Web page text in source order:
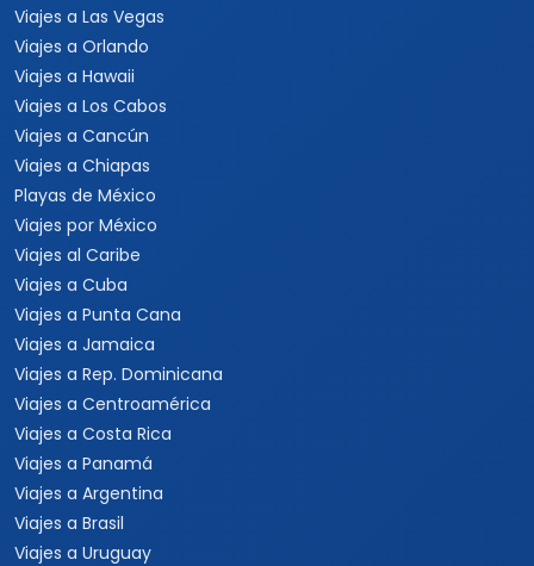
Viajes a Las Vegas
Viajes a Orlando
Viajes a Hawaii
Viajes a Los Cabos
Viajes a Cancún
Viajes a Chiapas
Playas de México
Viajes por México
Viajes al Caribe
Viajes a Cuba
Viajes a Punta Cana
Viajes a Jamaica
Viajes a Rep. Dominicana
Viajes a Centroamérica
Viajes a Costa Rica
Viajes a Panamá
Viajes a Argentina
Viajes a Brasil
Viajes a Uruguay